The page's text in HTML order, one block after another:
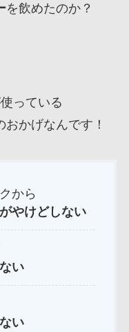
を飲めたのか？
っている
かげなんです！
から
やけどしない
い
い